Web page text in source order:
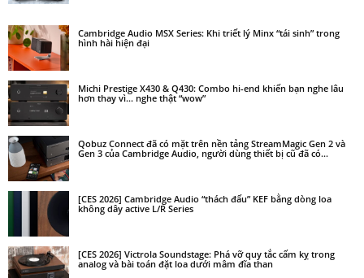
Cambridge Audio MSX Series: Khi triết lý Minx “tái sinh” trong
hình hài hiện đại
Michi Prestige X430 & Q430: Combo hi-end khiến bạn nghe lâu
hơn thay vì… nghe thật “wow”
Qobuz Connect đã có mặt trên nền tảng StreamMagic Gen 2 và
Gen 3 của Cambridge Audio, người dùng thiết bị cũ đã có...
[CES 2026] Cambridge Audio “thách đấu” KEF bằng dòng loa
không dây active L/R Series
[CES 2026] Victrola Soundstage: Phá vỡ quy tắc cấm kỵ trong
analog và bài toán đặt loa dưới mâm đĩa than